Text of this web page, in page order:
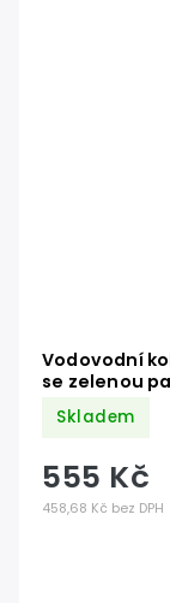
Vodovodní
se zelenou
Skladem
458,68 Kč bez DPH
555 Kč